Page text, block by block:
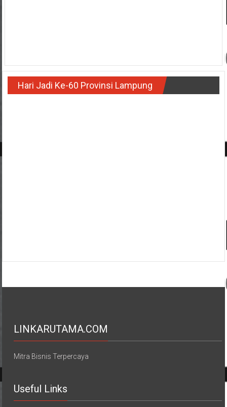
Hari Jadi Ke-60 Provinsi Lampung
LINKARUTAMA.COM
Mitra Bisnis Terpercaya
Useful Links